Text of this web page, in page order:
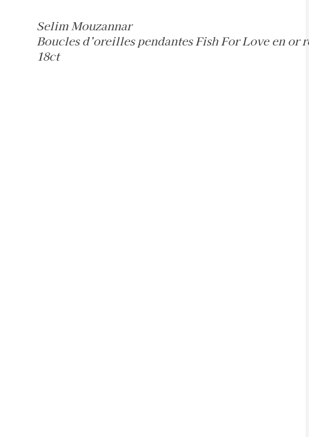
Selim Mouzannar
Boucles d’oreilles pendantes Fish For Love en or
18ct